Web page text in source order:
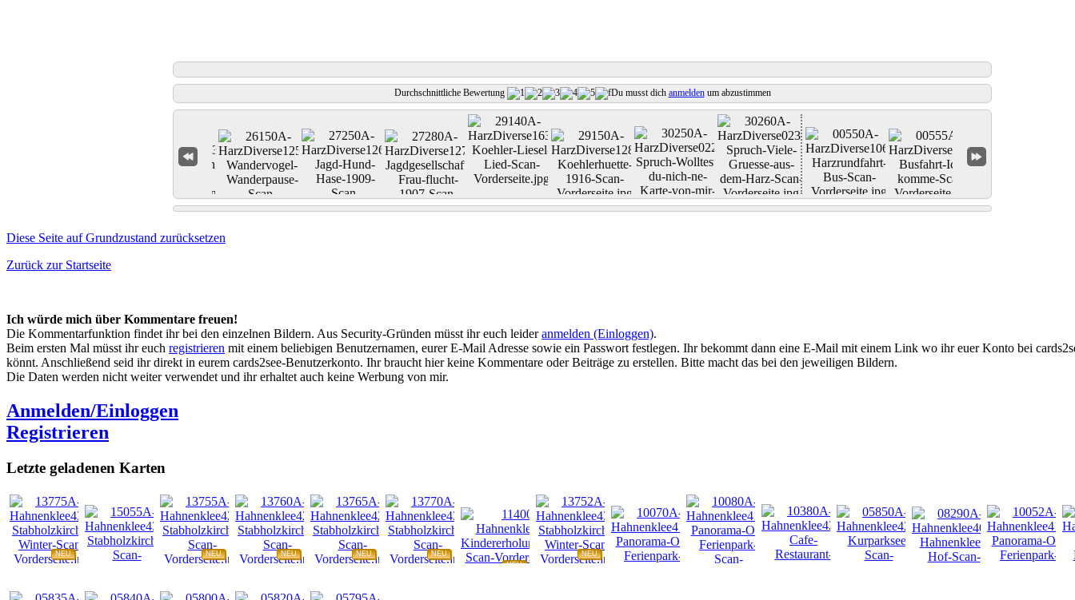
Durchschnittliche Bewertung Du musst dich anmeldenum abzustimmen
Diese Seite auf Grundzustand zurücksetzen
Zurück zur Startseite
Ich würde mich über Kommentare freuen!
Die Kommentarfunktion findet ihr bei den einzelnen Bildern. Aus Security-Gründen müsst ihr euch leideranmelden (Einloggen).
Beim ersten Mal müsst ihr euch registrieren mit einem beliebigen Benutzernamen, eurer E-Mail Adresse sowie ein Passwort festlegen. Ihr bekommt dann eine E-Mail mit einem Link wo ihr euer Konto bei
könnt. Anschließend seid ihr direkt in eurem cards2see-Benutzerkonto. Ihr braucht hier keine Kommentare oder Beiträge zu erstellen. Bitte macht das bei den jeweiligen Bildern.
Die Daten werden nicht weiter verwendet und ihr erhaltet auch keine Werbung von mir.
Anmelden/Einloggen
Registrieren
Letzte geladenen Karten
NEU NEU NEU NEU
NEU
NEU
NEU